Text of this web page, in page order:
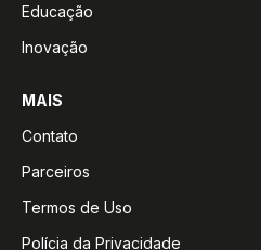
Educação
Inovação
MAIS
Contato
Parceiros
Termos de Uso
Polícia da Privacidade